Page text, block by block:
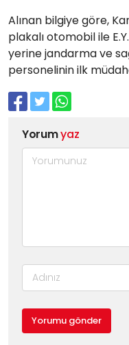
Alınan bilgiye göre,
plakalı otomobil ile
yerine jandarma ve
personelinin ilk
Yorumyaz
Yorumu gönder